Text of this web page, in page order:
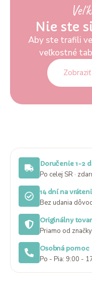
Nie ste
Aby ste trafili
veľkostné
Doručenie 1-2
Po celej SR ·
14 dní na
Bez udania
Originálny tovar
Priamo od značky
Osobná pomoc
Po - Pia: 9:00 -